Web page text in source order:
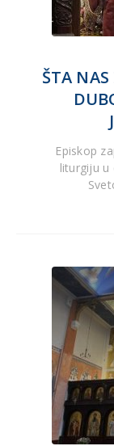
ŠTA
Episkop
liturgiju u